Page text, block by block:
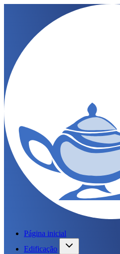
Página inicial
Edificação